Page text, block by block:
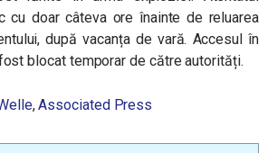
cu doar câteva ore înainte de reluarea
după vacanța de vară. Accesul în
blocat temporar de către autorități.
,Associated Press